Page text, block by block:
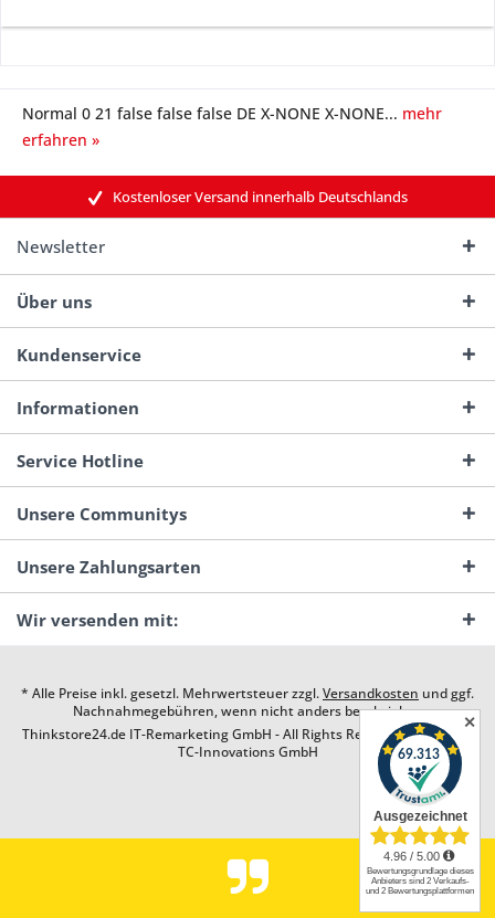
Normal 0 21 false false false DE X-NONE X-NONE... mehr
erfahren »
Kostenloser Versand innerhalb Deutschlands
Newsletter
Über uns
Kundenservice
Informationen
Service Hotline
Unsere Communitys
Unsere Zahlungsarten
Wir versenden mit:
* Alle Preise inkl. gesetzl. Mehrwertsteuer zzgl.Versandkosten und ggf.
Nachnahmegebühren, wenn nicht anders beschrieben
Thinkstore24.de IT-Remarketing GmbH - All Rights Reserved. Design by
TC-Innovations GmbH
✕